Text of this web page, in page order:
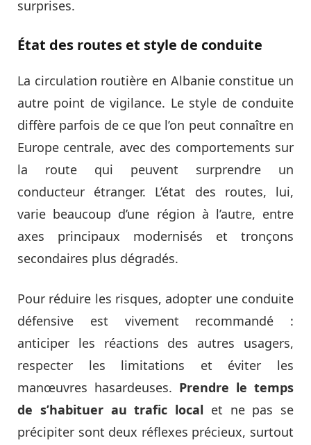
surprises.
État des routes et style de conduite
La circulation routière en Albanie constitue un
autre point de vigilance. Le style de conduite
diffère parfois de ce que l’on peut connaître en
Europe centrale, avec des comportements sur
la route qui peuvent surprendre un
conducteur étranger. L’état des routes, lui,
varie beaucoup d’une région à l’autre, entre
axes principaux modernisés et tronçons
secondaires plus dégradés.
Pour réduire les risques, adopter une conduite
défensive est vivement recommandé :
anticiper les réactions des autres usagers,
respecter les limitations et éviter les
manœuvres hasardeuses. Prendre le temps
de s’habituer au trafic local et ne pas se
précipiter sont deux réflexes précieux, surtout